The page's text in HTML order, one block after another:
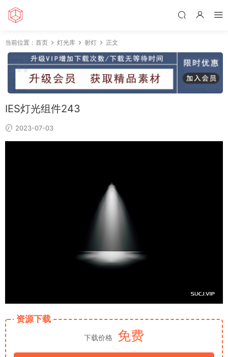
当前位置： 首页 灯光库 射灯 正文
IES灯光组件243
2023-07-03
资源下载
下载价格 免费